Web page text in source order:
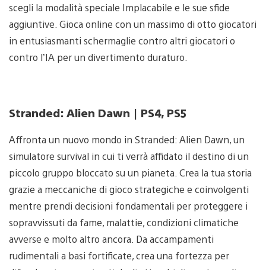
scegli la modalità speciale Implacabile e le sue sfide
aggiuntive. Gioca online con un massimo di otto giocatori
in entusiasmanti schermaglie contro altri giocatori o
contro l’IA per un divertimento duraturo.
Stranded: Alien Dawn | PS4, PS5
Affronta un nuovo mondo in Stranded: Alien Dawn, un
simulatore survival in cui ti verrà affidato il destino di un
piccolo gruppo bloccato su un pianeta. Crea la tua storia
grazie a meccaniche di gioco strategiche e coinvolgenti
mentre prendi decisioni fondamentali per proteggere i
sopravvissuti da fame, malattie, condizioni climatiche
avverse e molto altro ancora. Da accampamenti
rudimentali a basi fortificate, crea una fortezza per